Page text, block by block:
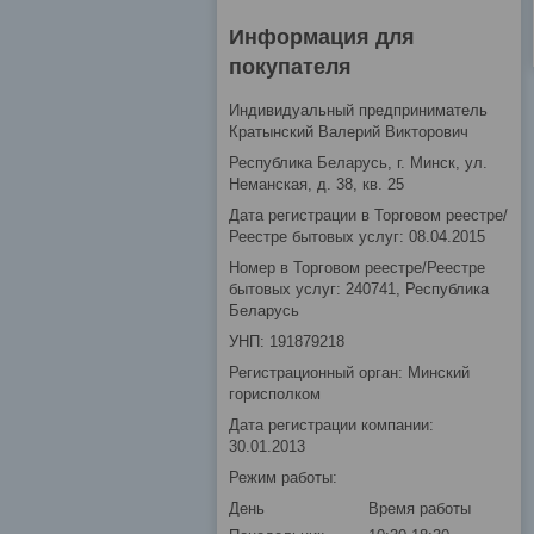
Информация для
покупателя
Индивидуальный предприниматель
Кратынский Валерий Викторович
Республика Беларусь, г. Минск, ул.
Неманская, д. 38, кв. 25
Дата регистрации в Торговом реестре/
Реестре бытовых услуг: 08.04.2015
Номер в Торговом реестре/Реестре
бытовых услуг: 240741, Республика
Беларусь
УНП: 191879218
Регистрационный орган: Минский
горисполком
Дата регистрации компании:
30.01.2013
Режим работы:
День
Время работы